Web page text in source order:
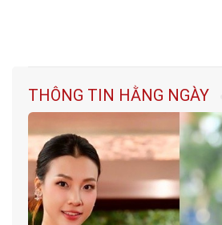
THÔNG TIN HẰNG NGÀY